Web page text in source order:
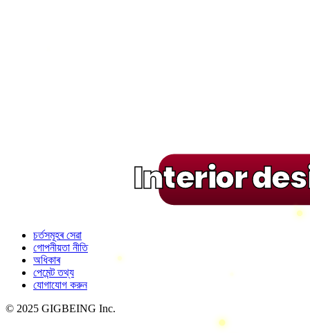
Interior
চৰ্তসমূহৰ সেৱা
গোপনীয়তা নীতি
অধিকাৰ
পেমেন্ট তথ্য
যোগাযোগ করুন
© 2025 GIGBEING Inc.